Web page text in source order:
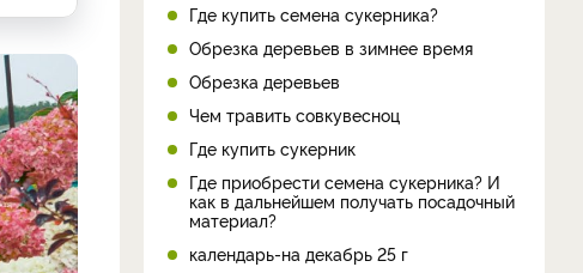
Где купить семена сукерника?
Обрезка деревьев в зимнее время
Обрезка деревьев
Чем травить совкувесноц
Где купить сукерник
Где приобрести семена сукерника? И
как в дальнейшем получать посадочный
материал?
календарь-на декабрь 25 г